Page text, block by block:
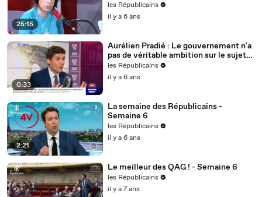
25:15
les Républicains
il y a 6 ans
0:33
Aurélien Pradié : Le gouvernement n'a
pas de véritable ambition sur le sujet
du handicap.
les Républicains
il y a 6 ans
2:21
La semaine des Républicains -
Semaine 6
les Républicains
il y a 6 ans
Le meilleur des QAG ! - Semaine 6
les Républicains
il y a 7 ans